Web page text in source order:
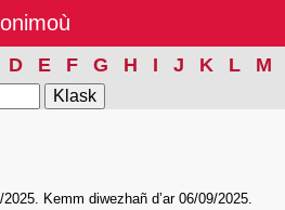
D E F G H I J K L M
Kemm diwezhañ d’ar 06/09/2025.